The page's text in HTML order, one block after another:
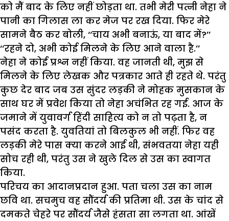
को मैं बाद के लिए नहीं छोड़ता था. तभी मेरी पत्नी नेहा ने
पानी का गिलास ला कर मेज पर रख दिया. फिर मेरे
सामने बैठ कर बोली, ‘‘चाय अभी बनाऊं, या बाद में?’’
‘‘रहने दो, अभी कोई मिलने के लिए आने वाला है.’’
नेहा ने कोई प्रश्न नहीं किया. वह जानती थी, मुझ से
मिलने के लिए लेखक और पत्रकार आते ही रहते थे. परंतु
कुछ देर बाद जब उस सुंदर लड़की ने मोहक मुसकान के
साथ घर में प्रवेश किया तो नेहा अचंभित रह गई. आज के
जमाने में युवावर्ग हिंदी साहित्य को न तो पढ़ता है, न
पसंद करता है. युवतियां तो बिलकुल भी नहीं. फिर वह
लड़की मेरे पास क्या करने आई थी, संभवतया नेहा यही
सोच रही थी, परंतु उस ने खुले दिल से उस का स्वागत
किया.
परिचय का आदानप्रदान हुआ. पता चला उस का नाम
छवि था. सचमुच वह सौंदर्य की प्रतिमा थी. उस के चांद से
दमकते चेहरे पर सौंदर्य जैसे हंसता सा लगता था. आंखें